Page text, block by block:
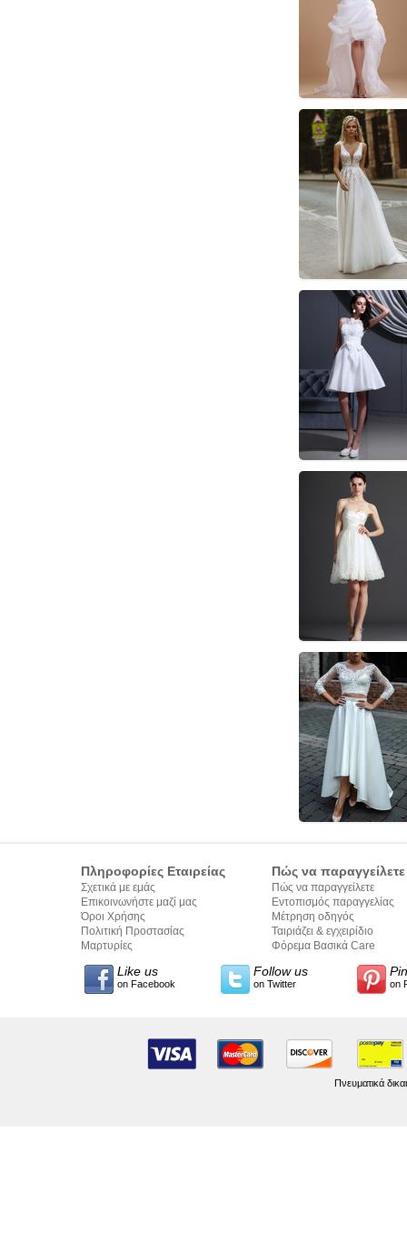
Πληροφορίες Εταιρείας
Σχετικά με εμάς
Επικοινωνήστε μαζί μας
Όροι Χρήσης
Πολιτική Προστασίας
Προσωπικών Δεδομένων
Μαρτυρίες
Πώς να παραγγείλετε
Πώς να παραγγείλετε
Εντοπισμός παραγγελίας
Μέτρηση οδηγός
Ταιριάζει & εγχειρίδιο
σύνταξης κειμένων
Φόρεμα Βασικά Care
Like us
on Facebook
Follow us
on Twitter on
Πνευματικά